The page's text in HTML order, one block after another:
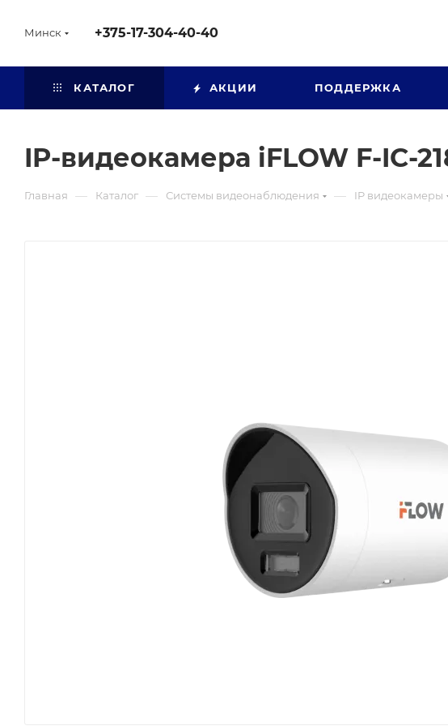
Минск +375-17-304-40-40
КАТАЛОГ АКЦИИ ПОДДЕРЖКА
IP-видеокамера iFLOW F-IC-
Главная — Каталог — Системы видеонаблюдения — IP видеокамеры